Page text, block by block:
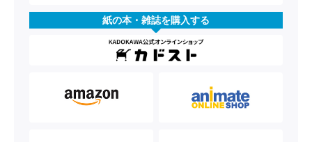
紙の本・雑誌を購入する